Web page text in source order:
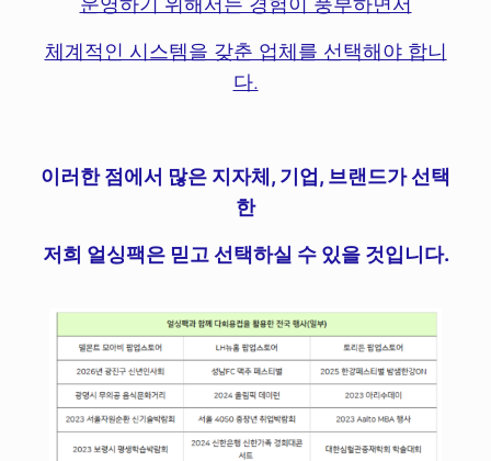
체계적인 시스템을 갖춘 업체를 선택해야 합니
다.
이러한 점에서 많은 지자체, 기업, 브랜드가 선택
한
저희 얼싱팩은 믿고 선택하실 수 있을 것입니다.